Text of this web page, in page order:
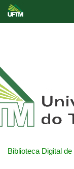
Biblioteca Digital